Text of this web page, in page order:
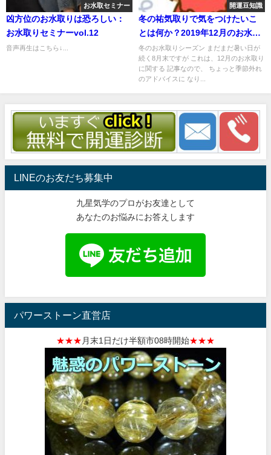
お水取セミナー
凶方位のお水取りは恐ろしい：
お水取りセミナーvol.12
音声再生はこちら↓...
開運豆知識
冬の祐気取りで気をつけたいこ
とは何か？2019年12月のお水取
り
冬のお水取りシーズン まだまだ暑い日が
続く8月末ですが これは、12月のお水取り
に関する 記事なので、 ちょっと季節外れ
のアドバイスに なり...
LINEのお友だち募集中
九星気学のプロがお友達として
あなたのお悩みにお答えします
パワーストーン直営店
★★★ 月末1日だけ半額市08時開始★★★